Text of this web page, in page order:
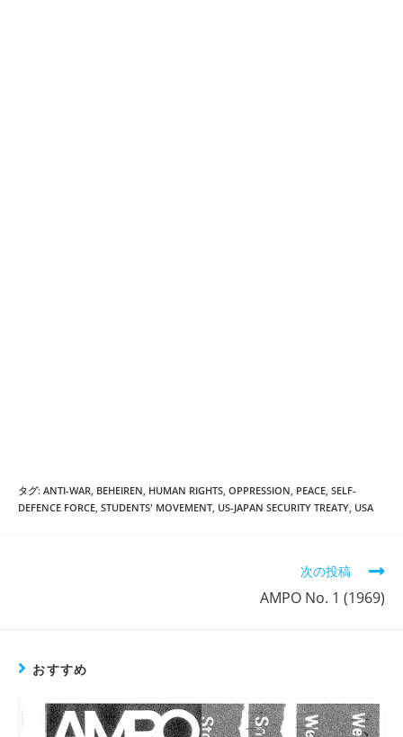
タグ: ANTI-WAR, BEHEIREN, HUMAN RIGHTS, OPPRESSION, PEACE, SELF-
DEFENCE FORCE, STUDENTS' MOVEMENT, US-JAPAN SECURITY TREATY, USA
を
む
次の投稿
AMPO No. 1 (1969)
おすすめ